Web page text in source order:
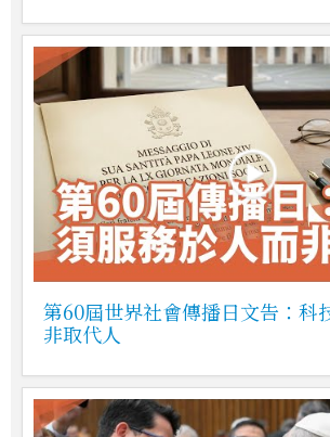
第60屆世界社會傳播日文告：科
非取代人